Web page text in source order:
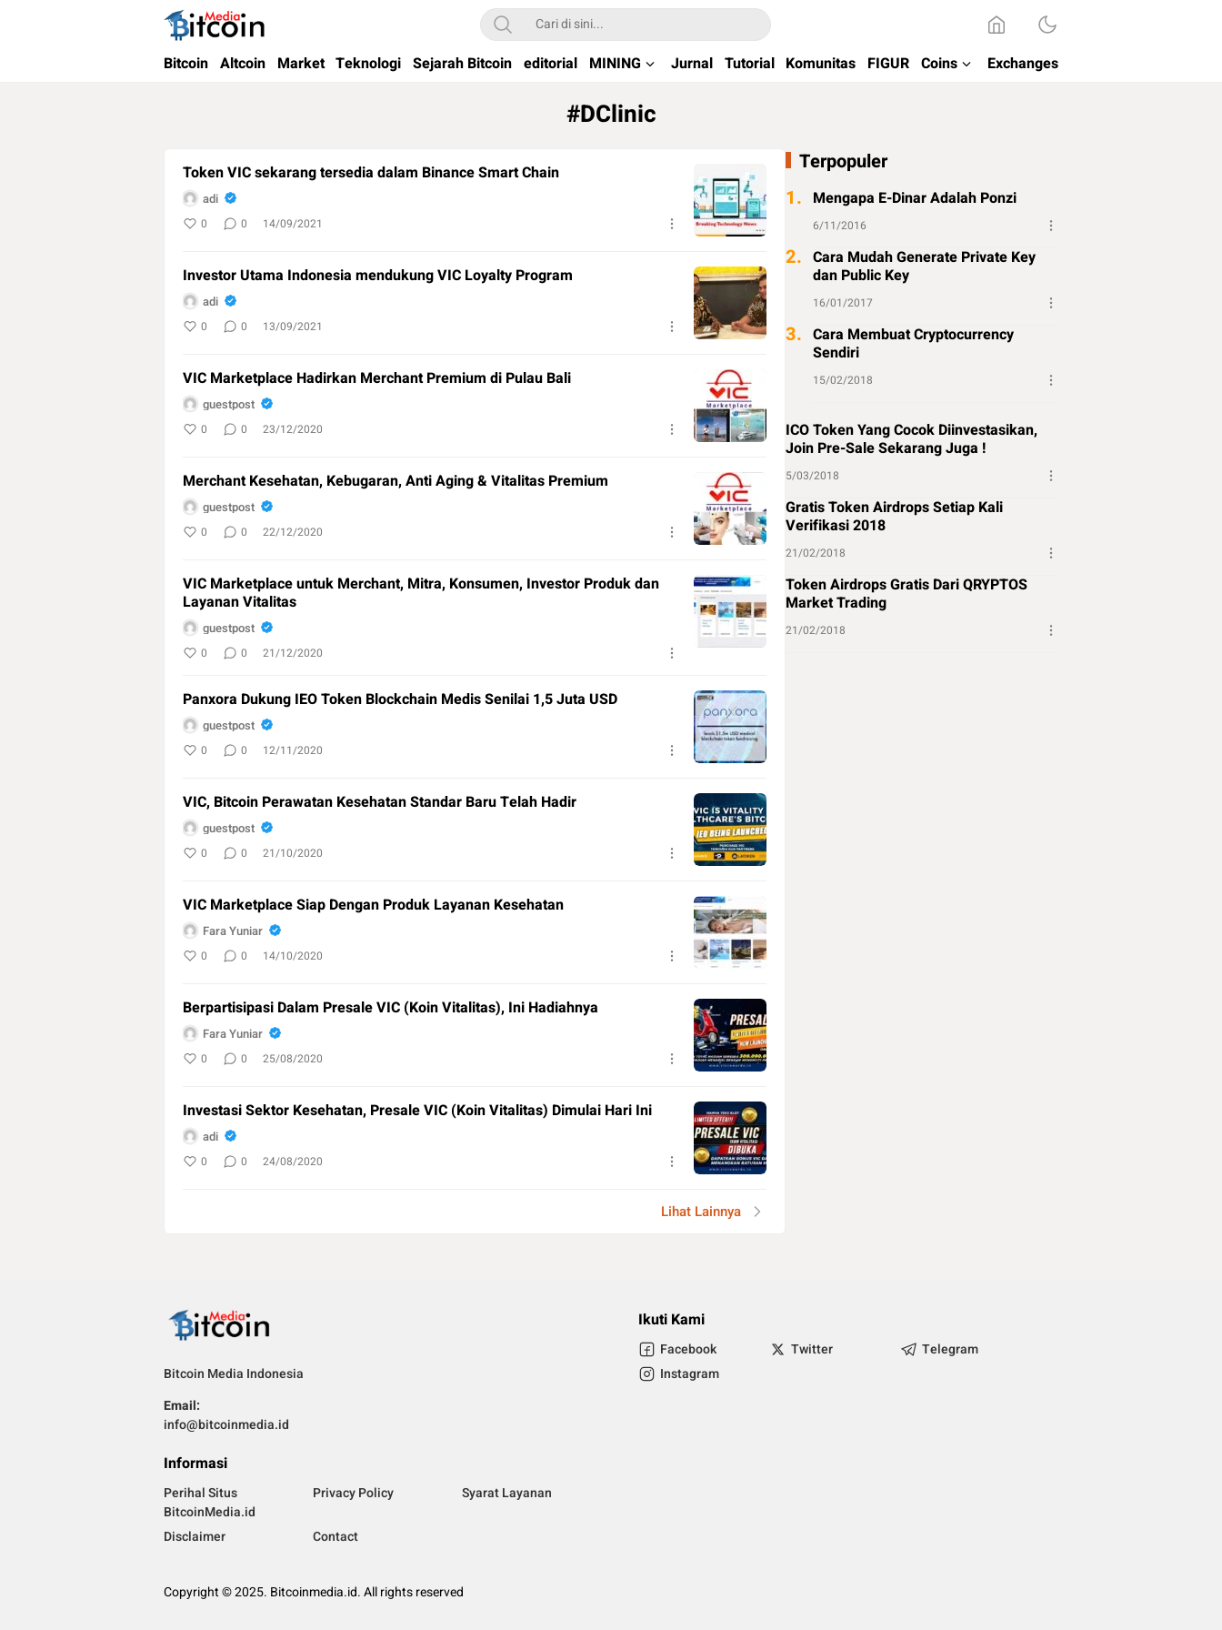
Bitcoin Media Indonesia
Media Bitcoin dan Cryptocurrency, dan Blockchain di Indonesia
Bitcoin Altcoin Market Teknologi Sejarah Bitcoin editorial MINING Jurnal Tutorial Komunitas FIGUR Coins Exchanges
#DClinic
Token VIC sekarang tersedia dalam Binance Smart Chain
adi
0 0 14/09/2021
Investor Utama Indonesia mendukung VIC Loyalty Program
adi
0 0 13/09/2021
VIC Marketplace Hadirkan Merchant Premium di Pulau Bali
guestpost
0 0 23/12/2020
Merchant Kesehatan, Kebugaran, Anti Aging & Vitalitas Premium
guestpost
0 0 22/12/2020
VIC Marketplace untuk Merchant, Mitra, Konsumen, Investor Produk dan
Layanan Vitalitas
guestpost
0 0 21/12/2020
Panxora Dukung IEO Token Blockchain Medis Senilai 1,5 Juta USD
guestpost
0 0 12/11/2020
VIC, Bitcoin Perawatan Kesehatan Standar Baru Telah Hadir
guestpost
0 0 21/10/2020
VIC Marketplace Siap Dengan Produk Layanan Kesehatan
Fara Yuniar
0 0 14/10/2020
Berpartisipasi Dalam Presale VIC (Koin Vitalitas), Ini Hadiahnya
Fara Yuniar
0 0 25/08/2020
Investasi Sektor Kesehatan, Presale VIC (Koin Vitalitas) Dimulai Hari Ini
adi
0 0 24/08/2020
Lihat Lainnya
Terpopuler
1. Mengapa E-Dinar Adalah Ponzi
6/11/2016
2. Cara Mudah Generate Private Key
dan Public Key
16/01/2017
3. Cara Membuat Cryptocurrency
Sendiri
15/02/2018
ICO Token Yang Cocok Diinvestasikan,
Join Pre-Sale Sekarang Juga !
5/03/2018
Gratis Token Airdrops Setiap Kali
Verifikasi 2018
21/02/2018
Token Airdrops Gratis Dari QRYPTOS
Market Trading
21/02/2018
Bitcoin Media Indonesia
Email:
info@bitcoinmedia.id
Informasi
Perihal Situs
BitcoinMedia.id
Privacy Policy Syarat Layanan
Disclaimer Contact
Ikuti Kami
Facebook Twitter
Telegram
Instagram
Copyright © 2025. Bitcoinmedia.id. All rights reserved